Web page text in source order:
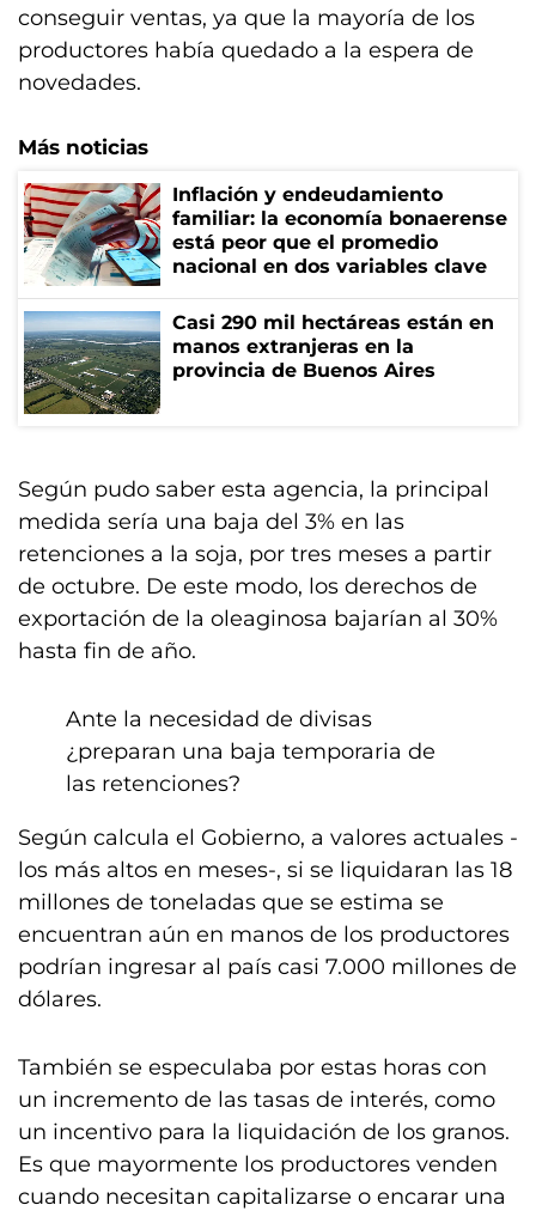
conseguir ventas, ya que la mayoría de los
productores había quedado a la espera de
novedades.
Más noticias
Inflación y endeudamiento
familiar: la economía bonaerense
está peor que el promedio
nacional en dos variables clave
Casi 290 mil hectáreas están en
manos extranjeras en la
provincia de Buenos Aires
Según pudo saber esta agencia, la principal
medida sería una baja del 3% en las
retenciones a la soja, por tres meses a partir
de octubre. De este modo, los derechos de
exportación de la oleaginosa bajarían al 30%
hasta fin de año.
Ante la necesidad de divisas
¿preparan una baja temporaria de
las retenciones?
Según calcula el Gobierno, a valores actuales -
los más altos en meses-, si se liquidaran las 18
millones de toneladas que se estima se
encuentran aún en manos de los productores
podrían ingresar al país casi 7.000 millones de
dólares.
También se especulaba por estas horas con
un incremento de las tasas de interés, como
un incentivo para la liquidación de los granos.
Es que mayormente los productores venden
cuando necesitan capitalizarse o encarar una